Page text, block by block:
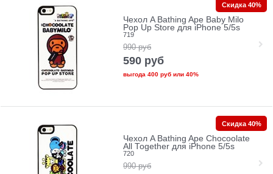
Чехол A Bathing Ape Baby Milo
Pop Up Store для iPhone 5/5s
719
990 руб
590 руб
выгода 400 рубили 40%
Скидка 40%
Чехол A Bathing Ape Chocoolate
All Together для iPhone 5/5s
720
990 руб
Скидка 40%